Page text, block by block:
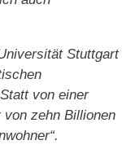
Stuttgart
von einer
zehn Billionen